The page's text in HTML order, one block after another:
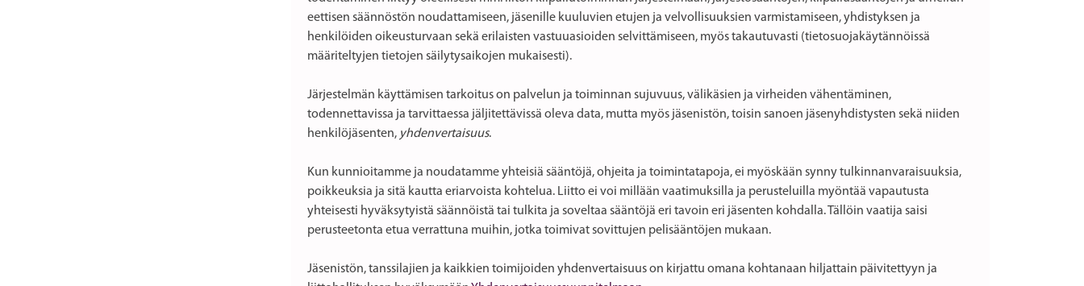
eettisen säännöstön noudattamiseen, jäsenille kuuluvien etujen ja velvollisuuksien varmistamiseen, yhdistyksen ja
henkilöiden oikeusturvaan sekä erilaisten vastuuasioiden selvittämiseen, myös takautuvasti (tietosuojakäytännöissä
määriteltyjen tietojen säilytysaikojen mukaisesti).
Järjestelmän käyttämisen tarkoitus on palvelun ja toiminnan sujuvuus, välikäsien ja virheiden vähentäminen,
todennettavissa ja tarvittaessa jäljitettävissä oleva data, mutta myös jäsenistön, toisin sanoen jäsenyhdistysten sekä niiden
henkilöjäsenten, yhdenvertaisuus.
Kun kunnioitamme ja noudatamme yhteisiä sääntöjä, ohjeita ja toimintatapoja, ei myöskään synny tulkinnanvaraisuuksia,
poikkeuksia ja sitä kautta eriarvoista kohtelua. Liitto ei voi millään vaatimuksilla ja perusteluilla myöntää vapautusta
yhteisesti hyväksytyistä säännöistä tai tulkita ja soveltaa sääntöjä eri tavoin eri jäsenten kohdalla. Tällöin vaatija saisi
perusteetonta etua verrattuna muihin, jotka toimivat sovittujen pelisääntöjen mukaan.
Jäsenistön, tanssilajien ja kaikkien toimijoiden yhdenvertaisuus on kirjattu omana kohtanaan hiljattain päivitettyyn ja